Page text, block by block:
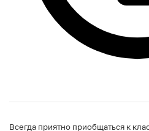
Всегда приятно приобщаться к